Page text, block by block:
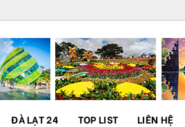
ĐÀ LẠT 24 TOP LIST LIÊN HỆ